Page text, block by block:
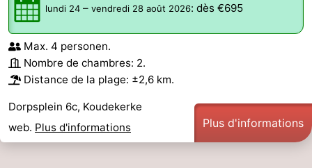
lundi 24 – vendredi 28 août 2026: dès €695
Max. 4 personen.
Nombre de chambres: 2.
Distance de la plage: ±2,6 km.
Dorpsplein 6c, Koudekerke
web. Plus d'informations Plus d'informations